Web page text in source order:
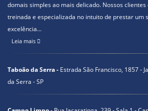
domais simples ao mais delicado. Nossos
treinada e especializada no intuito de prestar um
excelência...
Leia mais
Taboão da Serra - Estrada São Francisco, 1857 -
da Serra - SP